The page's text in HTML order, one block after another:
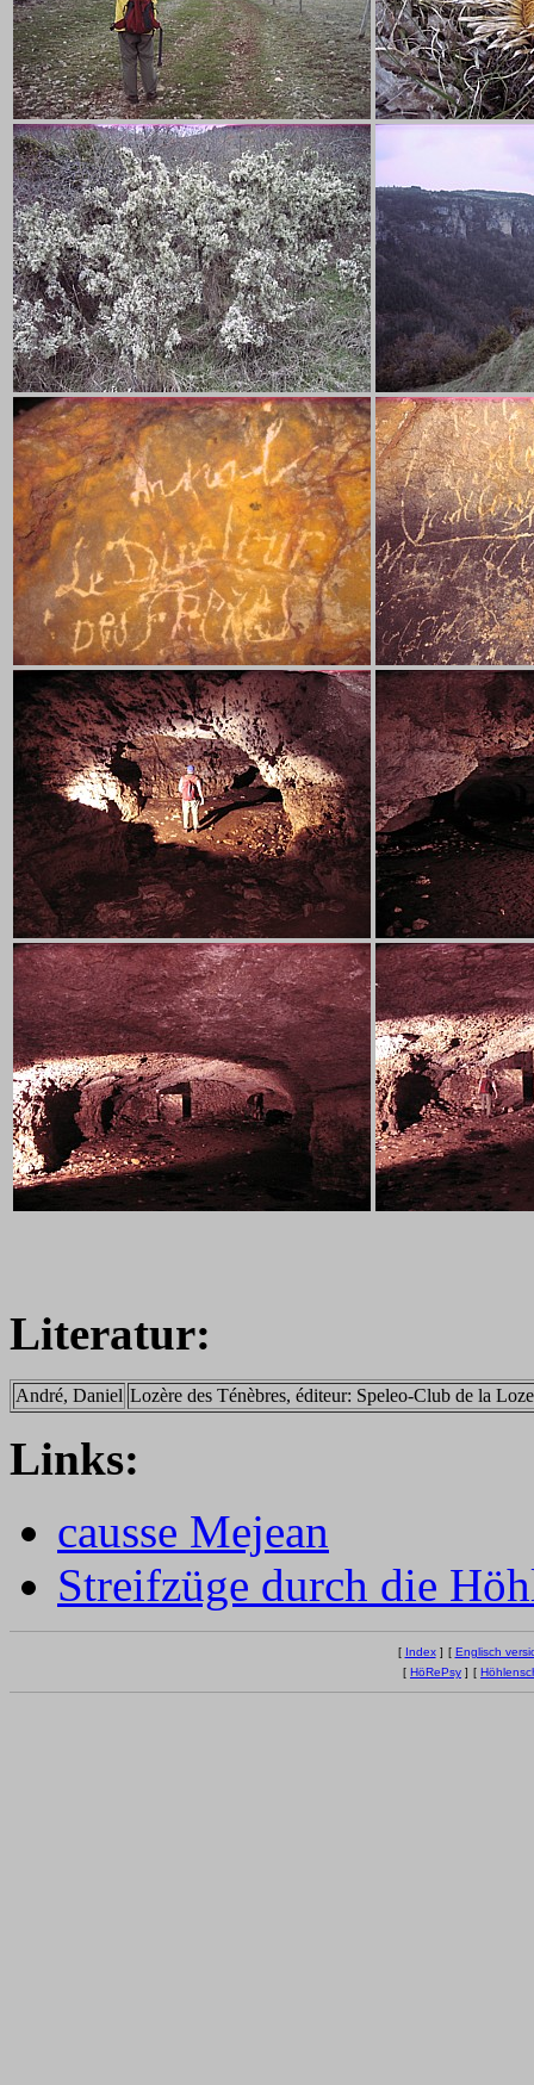
Literatur:
André, Daniel Lozère des Ténèbres, éditeur: Speleo-Club de la
Links:
causse Mejean
Streifzüge durch die
[ Index] [ Englisch
[ HöRePsy ] [